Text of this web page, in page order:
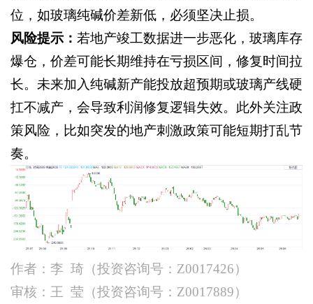
位，如玻璃纯碱价差新低，必须坚决止损。
风险提示： 若地产竣工数据进一步恶化，玻璃库存
爆仓，价差可能长期维持在亏损区间，修复时间拉
长。未来加入纯碱新产能投放超预期或玻璃产线硬
扛不减产，会导致利润修复逻辑失效。此外关注政
策风险，比如突发的地产刺激政策可能短期打乱节
奏。
作者：李 琦（投资咨询号： Z0017426）
审核：王 莹（投资咨询号： Z0017889）